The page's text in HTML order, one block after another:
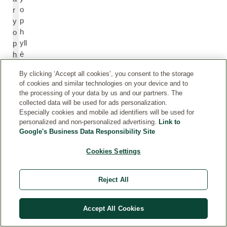
r
y
o
p
h
o
p
h
yll
è
e
c
hr
By clicking ‘Accept all cookies’, you consent to the storage
of cookies and similar technologies on your device and to
the processing of your data by us and our partners. The
collected data will be used for ads personalization.
Especially cookies and mobile ad identifiers will be used for
personalized and non-personalized advertising. Link to
Google's Business Data Responsibility Site
Cookies Settings
Reject All
Accept All Cookies